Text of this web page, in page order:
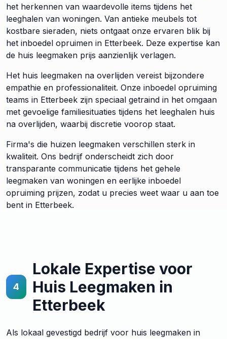
het herkennen van waardevolle items tijdens het
leeghalen van woningen. Van antieke meubels tot
kostbare sieraden, niets ontgaat onze ervaren blik bij
het inboedel opruimen in Etterbeek. Deze expertise kan
de huis leegmaken prijs aanzienlijk verlagen.
Het huis leegmaken na overlijden vereist bijzondere
empathie en professionaliteit. Onze inboedel opruiming
teams in Etterbeek zijn speciaal getraind in het omgaan
met gevoelige familiesituaties tijdens het leeghalen huis
na overlijden, waarbij discretie voorop staat.
Firma's die huizen leegmaken verschillen sterk in
kwaliteit. Ons bedrijf onderscheidt zich door
transparante communicatie tijdens het gehele
leegmaken van woningen en eerlijke inboedel
opruiming prijzen, zodat u precies weet waar u aan toe
bent in Etterbeek.
4
Lokale Expertise voor
Huis Leegmaken in
Etterbeek
Als lokaal gevestigd bedrijf voor huis leegmaken in